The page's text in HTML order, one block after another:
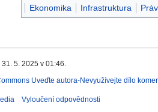
Ekonomika
Infrastruktura
5. 2025 v 01:46.
Uveďte autora-Nevyužívejte dílo
Vyloučení odpovědnosti